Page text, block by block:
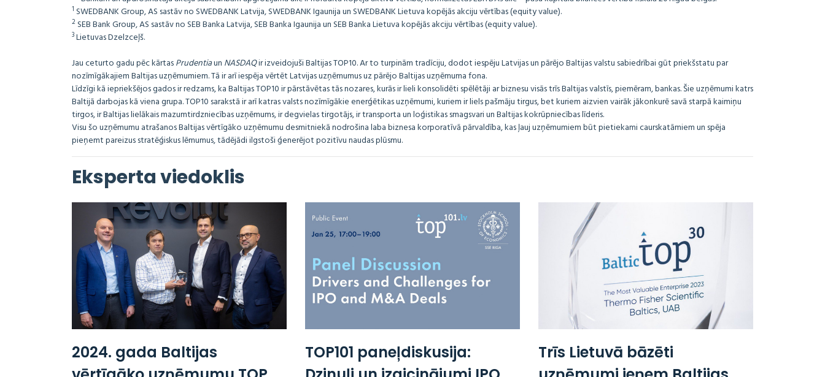
1 SWEDBANK Group, AS sastāv no SWEDBANK Latvija, SWEDBANK Igaunija un SWEDBANK Lietuva kopējās akciju vērtības (equity value).
2 SEB Bank Group, AS sastāv no SEB Banka Latvija, SEB Banka Igaunija un SEB Banka Lietuva kopējās akciju vērtības (equity value).
3Lietuvas Dzelzceļš.
Jau ceturto gadu pēc kārtasPrudentiaun NASDAQir izveidojuši Baltijas TOP10. Ar to turpinām tradīciju, dodot iespēju Latvijas un pārējo Baltijas valstu sabiedrībai gūt priekšstatu par
nozīmīgākajiem Baltijas uzņēmumiem. Tā ir arī iespēja vērtēt Latvijas uzņēmumus uz pārējo Baltijas uzņēmuma fona.
Līdzīgi kā iepriekšējos gados ir redzams, ka Baltijas TOP10 ir pārstāvētas tās nozares, kurās ir lieli konsolidēti spēlētāji ar biznesu visās trīs Baltijas valstīs, piemēram, bankas. Šie uzņēmumi katrs
Baltijā darbojas kā viena grupa. TOP10 sarakstā ir arī katras valsts nozīmīgākie enerģētikas uzņēmumi, kuriem ir liels pašmāju tirgus, bet kuriem aizvien vairāk jākonkurē savā starpā kaimiņu
tirgos, ir Baltijas lielākais mazumtirdzniecības uzņēmums, ir degvielas tirgotājs, ir transporta un loģistikas smagsvari un Baltijas kokrūpniecības līderis.
Visu šo uzņēmumu atrašanos Baltijas vērtīgāko uzņēmumu desmitniekā nodrošina laba biznesa korporatīvā pārvaldība, kas ļauj uzņēmumiem būt pietiekami caurskatāmiem un spēja
pieņemt pareizus stratēģiskus lēmumus, tādējādi ilgstoši ģenerējot pozitīvu naudas plūsmu.
Eksperta viedoklis
2024. gada Baltijas
TOP101 paneļdiskusija:
Trīs Lietuvā bāzēti